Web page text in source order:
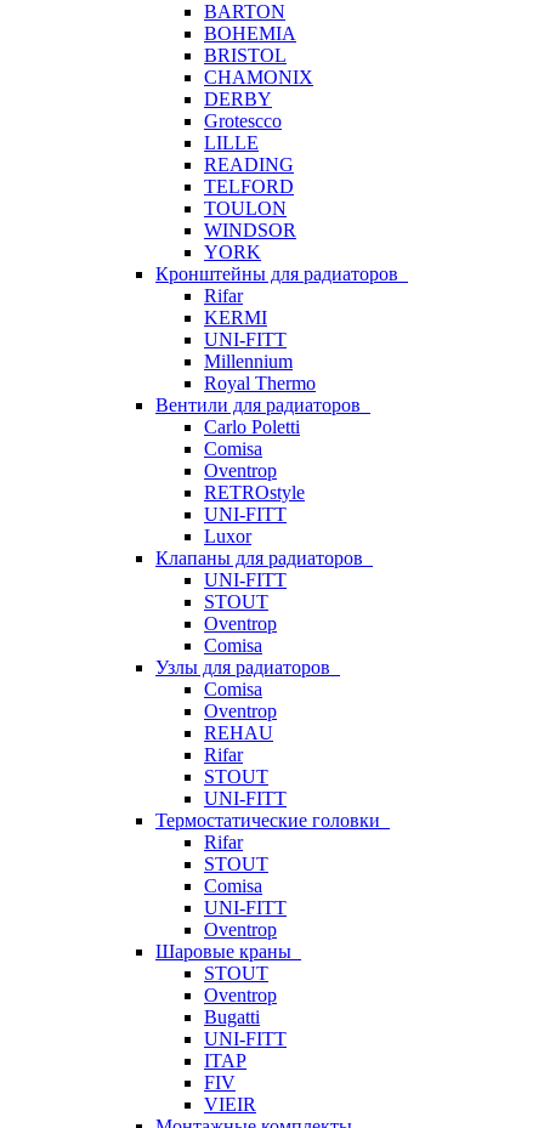
BARTON
BOHEMIA
BRISTOL
CHAMONIX
DERBY
Grotescco
LILLE
READING
TELFORD
TOULON
WINDSOR
YORK
Кронштейны для радиаторов
Rifar
KERMI
UNI-FITT
Millennium
Royal Thermo
Вентили для радиаторов
Carlo Poletti
Comisa
Oventrop
RETROstyle
UNI-FITT
Luxor
Клапаны для радиаторов
UNI-FITT
STOUT
Oventrop
Comisa
Узлы для радиаторов
Comisa
Oventrop
REHAU
Rifar
STOUT
UNI-FITT
Термостатические головки
Rifar
STOUT
Comisa
UNI-FITT
Oventrop
Шаровые краны
STOUT
Oventrop
Bugatti
UNI-FITT
ITAP
FIV
VIEIR